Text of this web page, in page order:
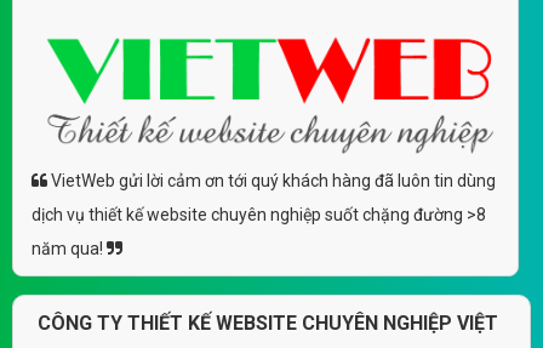
VietWeb gửi lời cảm ơn tới quý khách hàng đã luôn tin dùng
dịch vụ thiết kế website chuyên nghiệp suốt chặng đường >8
năm qua!
CÔNG TY THIẾT KẾ WEBSITE CHUYÊN NGHIỆP VIỆT